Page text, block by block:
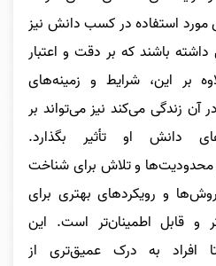
مورد استفاده در کسب دانش نیز
باشند که بر دقت و اعتبار
بر این، شرایط و زمینه‌های
آن زندگی می‌کند نیز می‌تواند بر
دانش او تأثیر بگذارد.
و تلاش برای شناخت
روش‌ها و رویکردهای بهتری برای
و قابل اطمینان‌تر است. این
افراد به درک عمیق‌تری از